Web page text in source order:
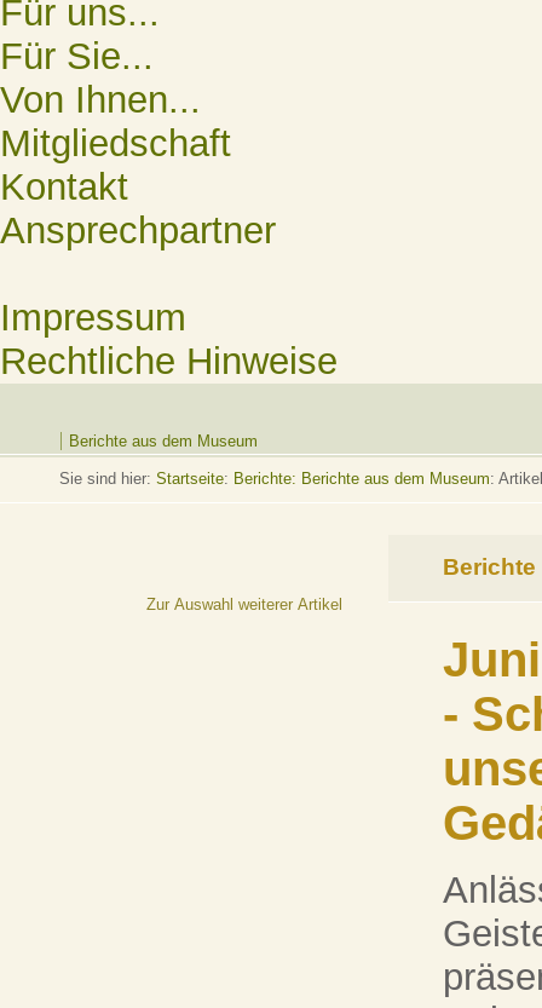
Für uns...
Für Sie...
Von Ihnen...
Mitgliedschaft
Kontakt
Ansprechpartner
Impressum
Rechtliche Hinweise
Berichte aus dem Museum
Sie sind hier: Startseite: Berichte: Berichte aus dem Museum: Artikel
Zur Auswahl weiterer Artikel
Berichte
-